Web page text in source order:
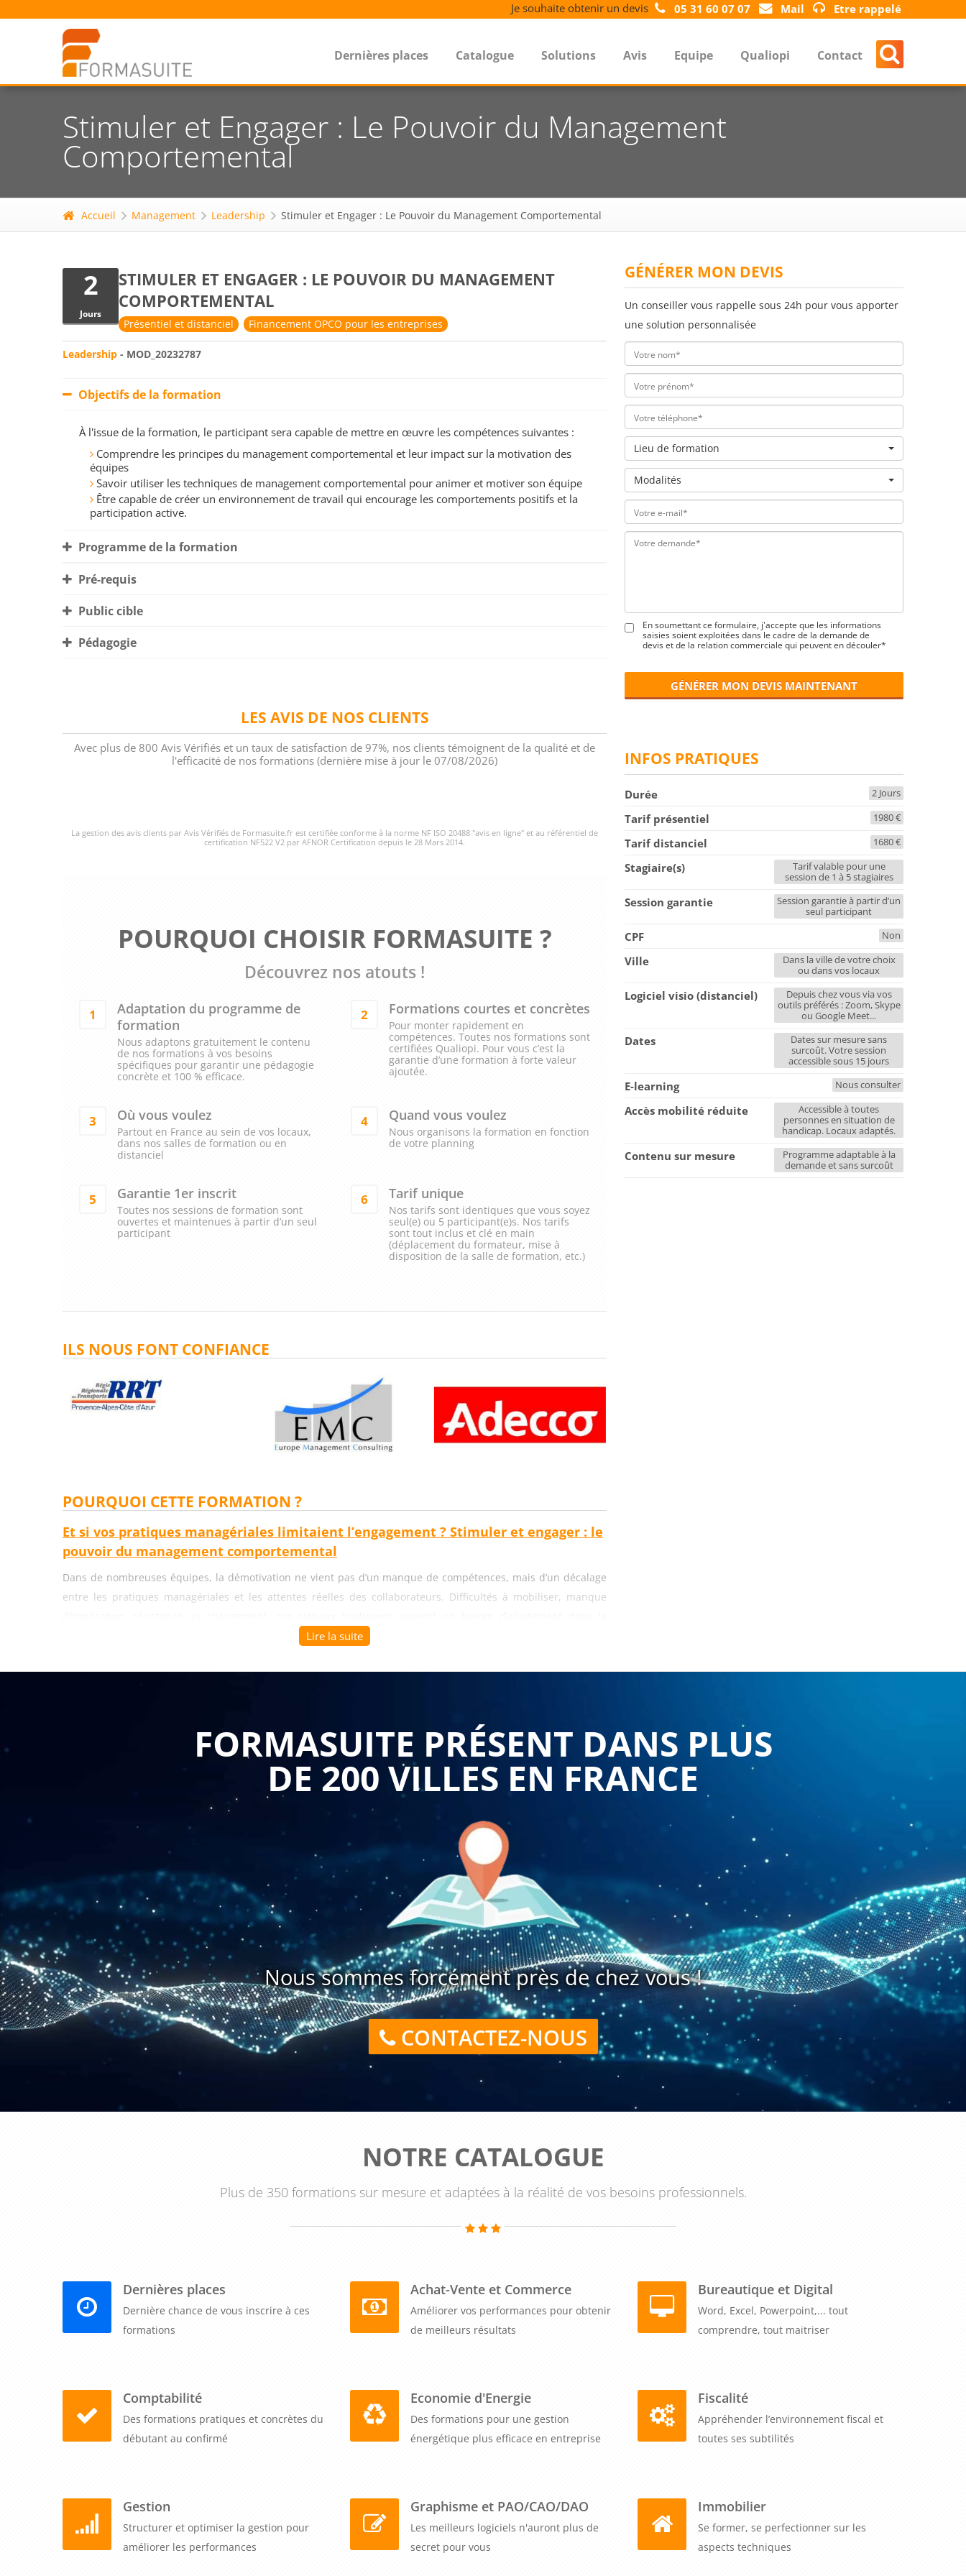
Je souhaite obtenir un devis 05 31 60 07 07 Mail Etre rappelé
Dernières places Catalogue Solutions Avis Equipe Qualiopi Contact
Stimuler et Engager : Le Pouvoir du Management
Comportemental
Accueil Management Leadership Stimuler et Engager : Le Pouvoir du Management Comportemental
2
Jours
STIMULER ET ENGAGER : LE POUVOIR DU MANAGEMENT
COMPORTEMENTAL
Présentiel et distanciel Financement OPCO pour les entreprises
Leadership - MOD_20232787
Objectifs de la formation
À l'issue de la formation, le participant sera capable de mettre en œuvre les compétences suivantes :
Comprendre les principes du management comportemental et leur impact sur la motivation des
équipes
Savoir utiliser les techniques de management comportemental pour animer et motiver son équipe
Être capable de créer un environnement de travail qui encourage les comportements positifs et la
participation active.
Programme de la formation
Pré-requis
Public cible
Pédagogie
LES AVIS DE NOS CLIENTS
Avec plus de 800 Avis Vérifiés et un taux de satisfaction de 97%, nos clients témoignent de la qualité et de
l'efficacité de nos formations (dernière mise à jour le 07/08/2026)
La gestion des avis clients par Avis Vérifiés de Formasuite.fr est certifiée conforme à la norme NF ISO 20488 "avis en ligne" et au référentiel de
certification NF522 V2 par AFNOR Certification depuis le 28 Mars 2014.
POURQUOI CHOISIR FORMASUITE ?
Découvrez nos atouts !
1
Adaptation du programme de
formation
Nous adaptons gratuitement le contenu
de nos formations à vos besoins
spécifiques pour garantir une pédagogie
concrète et 100 % efficace.
2 Formations courtes et concrètes
Pour monter rapidement en
compétences. Toutes nos formations sont
certifiées Qualiopi. Pour vous c’est la
garantie d’une formation à forte valeur
ajoutée.
3 Où vous voulez
Partout en France au sein de vos locaux,
dans nos salles de formation ou en
distanciel
4 Quand vous voulez
Nous organisons la formation en fonction
de votre planning
5 Garantie 1er inscrit
Toutes nos sessions de formation sont
ouvertes et maintenues à partir d’un seul
participant
6 Tarif unique
Nos tarifs sont identiques que vous soyez
seul(e) ou 5 participant(e)s. Nos tarifs
sont tout inclus et clé en main
(déplacement du formateur, mise à
disposition de la salle de formation, etc.)
ILS NOUS FONT CONFIANCE
POURQUOI CETTE FORMATION ?
Et si vos pratiques managériales limitaient l’engagement ? Stimuler et engager : le
pouvoir du management comportemental
Dans de nombreuses équipes, la démotivation ne vient pas d’un manque de compétences, mais d’un décalage
entre les pratiques managériales et les attentes réelles des collaborateurs. Difficultés à mobiliser, manque
manière de manager au quotidien. Derrière ces situations, ce sont souvent des comportements, des postures
qui favorisent l’engagement, mais aussi ceux qui le freinent, parfois de manière implicite. En développant une
meilleure lecture des dynamiques individuelles et collectives, les managers apprennent à adapter leur posture
avec finesse, à mieux gérer les interactions et à renforcer leur impact dans des contextes variés.
Ce parcours permet également d’acquérir des techniques directement mobilisables pour animer une équipe
avec plus d’efficacité. Savoir encourager les comportements positifs, valoriser les contributions, instaurer un
climat de confiance ou encore ajuster sa communication deviennent des leviers puissants pour améliorer la
performance. Se former à stimuler et engager : le pouvoir du management comportemental, c’est aussi
apprendre à créer des conditions favorables à la participation active, où chacun se sent reconnu et impliqué
dans les objectifs collectifs.
Formasuite , la mise en œuvre de ce programme s’inscrit dans une logique opérationnelle et flexible. Le
contenu est ajusté gratuitement en fonction de vos enjeux spécifiques, afin de coller au plus près de votre
réalité terrain et des profils de vos équipes. L’organisation se fait selon votre planning, ce qui permet d’intégrer
facilement les sessions dans votre activité sans perturber votre organisation interne. La garantie 1er inscrit
assure par ailleurs le maintien des sessions, même avec un seul participant, offrant ainsi une continuité
précieuse dans le développement des compétences.
formation Stimuler et engager : le pouvoir du management comportemental
, les participants
développent une approche plus fine du management, centrée sur l’humain et les comportements observables.
au cœur des enjeux de l’entreprise. Pour engager cette transformation de manière concrète et durable, il ne
Lire la suite
GÉNÉRER MON DEVIS
Un conseiller vous rappelle sous 24h pour vous apporter
une solution personnalisée
Lieu de formation
Modalités
En soumettant ce formulaire, j'accepte que les informations
saisies soient exploitées dans le cadre de la demande de
devis et de la relation commerciale qui peuvent en découler*
GÉNÉRER MON DEVIS MAINTENANT
INFOS PRATIQUES
Durée 2 Jours
Tarif présentiel 1980 €
Tarif distanciel 1680 €
Stagiaire(s)
Tarif valable pour une
session de 1 à 5 stagiaires
Session garantie
Session garantie à partir d’un
seul participant
CPF Non
Ville
Dans la ville de votre choix
ou dans vos locaux
Logiciel visio (distanciel)
Depuis chez vous via vos
outils préférés : Zoom, Skype
ou Google Meet...
Dates
Dates sur mesure sans
surcoût. Votre session
accessible sous 15 jours
E-learning Nous consulter
Accès mobilité réduite
Accessible à toutes
personnes en situation de
handicap. Locaux adaptés.
Contenu sur mesure
Programme adaptable à la
demande et sans surcoût
FORMASUITE PRÉSENT DANS PLUS
DE 200 VILLES EN FRANCE
Nous sommes forcément près de chez vous !
CONTACTEZ-NOUS
NOTRE CATALOGUE
Plus de 350 formations sur mesure et adaptées à la réalité de vos besoins professionnels.
Dernières places
Dernière chance de vous inscrire à ces
formations
Achat-Vente et Commerce
Améliorer vos performances pour obtenir
de meilleurs résultats
Bureautique et Digital
Word, Excel, Powerpoint,... tout
comprendre, tout maitriser
Comptabilité
Des formations pratiques et concrètes du
débutant au confirmé
Economie d'Energie
Des formations pour une gestion
énergétique plus efficace en entreprise
Fiscalité
Appréhender l’environnement fiscal et
toutes ses subtilités
Gestion
Structurer et optimiser la gestion pour
améliorer les performances
Graphisme et PAO/CAO/DAO
Les meilleurs logiciels n'auront plus de
secret pour vous
Immobilier
Se former, se perfectionner sur les
aspects techniques